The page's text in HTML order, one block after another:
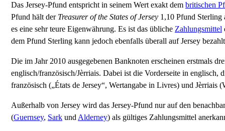
Das Jersey-Pfund entspricht in seinem Wert exakt dem britischen
Pfund hält der Treasurer of the States of Jersey 1,10 Pfund Sterling
es eine sehr teure Eigenwährung. Es ist das übliche Zahlungsmittel
dem Pfund Sterling kann jedoch ebenfalls überall auf Jersey
Die im Jahr 2010 ausgegebenen Banknoten erscheinen erstmals
englisch/französisch/Jèrriais. Dabei ist die Vorderseite in englisch,
französisch („États de Jersey“, Wertangabe in Livres) und Jèrriais
Außerhalb von Jersey wird das Jersey-Pfund nur auf den
(Guernsey, Sark und Alderney) als gültiges Zahlungsmittel